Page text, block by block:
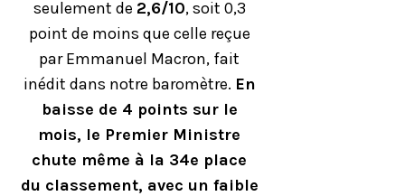
seulement de 2,6/10, soit 0,3
point de moins que celle reçue
par Emmanuel Macron, fait
inédit dans notre baromètre. En
baisse de 4 points sur le
mois, le Premier Ministre
chute même à la 34e place
du classement, avec un faible